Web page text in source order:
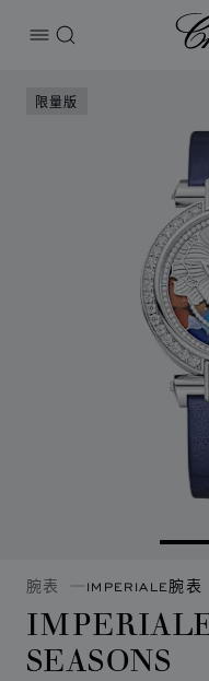
打开菜单
搜索
转
限量版
腕表 IMPERIALE腕表
SEASONS